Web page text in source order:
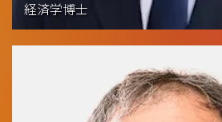
経済学博士